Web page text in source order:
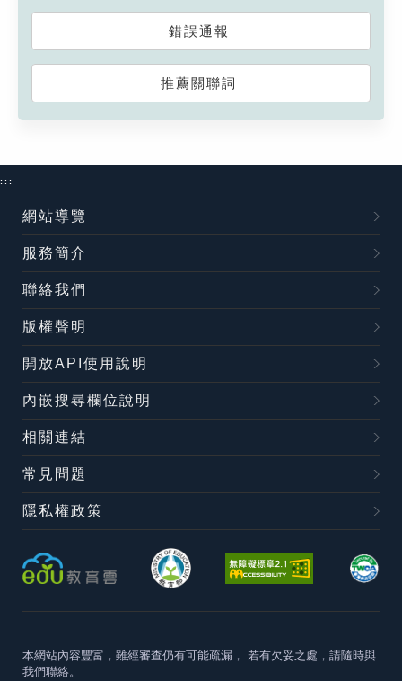
錯誤通報
推薦關聯詞
:::
網站導覽
服務簡介
聯絡我們
版權聲明
開放API使用說明
內嵌搜尋欄位說明
相關連結
常見問題
隱私權政策
本網站內容豐富，雖經審查仍有可能疏漏， 若有欠妥之處，請隨時與
我們聯絡。